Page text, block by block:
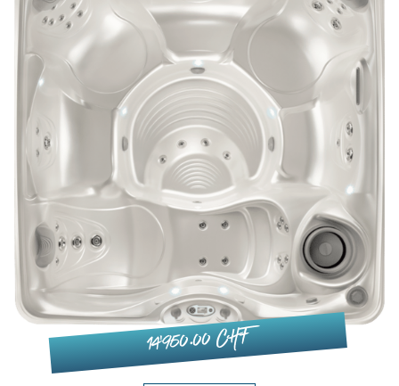
14'950.00 CHF